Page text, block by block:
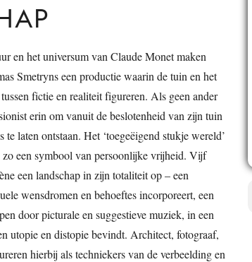
en het universum van Claude Monet maken
Smetryns een productie waarin de tuin en het
fictie en realiteit figureren. Als geen ander
erin om vanuit de beslotenheid van zijn tuin
te laten ontstaan. Het ‘toegeëigend stukje wereld’
een symbool van persoonlijke vrijheid. Vijf
een landschap in zijn totaliteit op – een
wensdromen en behoeftes incorporeert, een
door picturale en suggestieve muziek, in een
utopie en distopie bevindt. Architect, fotograaf,
hierbij als techniekers van de verbeelding en